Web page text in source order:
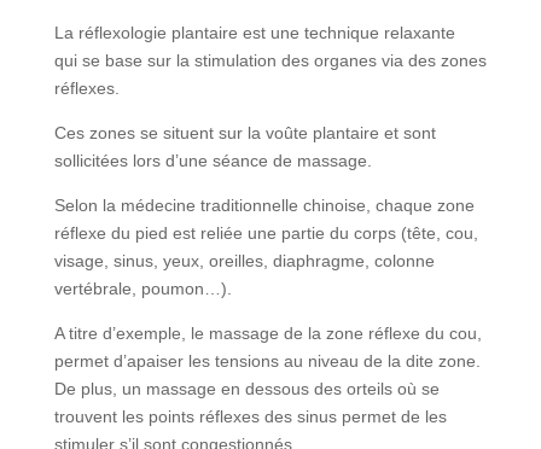
La réflexologie plantaire est une technique relaxante
qui se base sur la stimulation des organes via des zones
réflexes.
Ces zones se situent sur la voûte plantaire et sont
sollicitées lors d’une séance de massage.
Selon la médecine traditionnelle chinoise, chaque zone
réflexe du pied est reliée une partie du corps (tête, cou,
visage, sinus, yeux, oreilles, diaphragme, colonne
vertébrale, poumon…).
A titre d’exemple, le massage de la zone réflexe du cou,
permet d’apaiser les tensions au niveau de la dite zone.
De plus, un massage en dessous des orteils où se
trouvent les points réflexes des sinus permet de les
stimuler s’il sont congestionnés.